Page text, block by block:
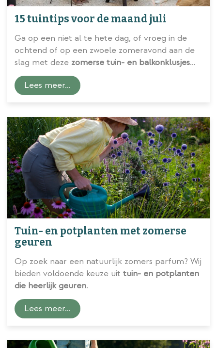
15 tuintips voor de maand juli
Ga op een niet al te hete dag, of vroeg in de
ochtend of op een zwoele zomeravond aan de
slag met deze zomerse tuin- en balkonklusjes
voor de maand juli
Lees meer...
Tuin- en potplanten met zomerse
geuren
Op zoek naar een natuurlijk zomers parfum? Wij
bieden voldoende keuze uit tuin- en potplanten
die heerlijk geuren.
Lees meer...